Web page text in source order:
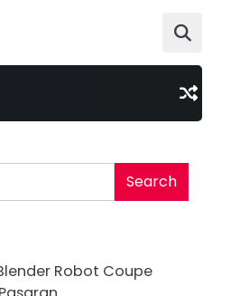
Search
Robot Coupe